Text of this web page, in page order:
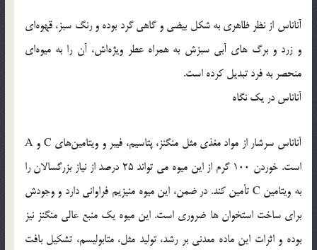
آناناس از نظر ظاهری به شکل بیضی و گاهی گرد بوده و رنگ سبز، قهوه‌ای
و زرد و برگ‌ های آبی سبزش به همراه عطر ویژه‌اش، آن را به میوه‌ای
منحصر به فرد تبدیل کرده است.
آناناس در یك نگاه
آناناس سرشار از مواد مغذی مثل منگنز، پتاسیم، فیبر و ویتامین‌های C و A
است. خوردن 100 گرم از این میوه می ‌تواند 25 درصد از نیاز بزرگسالان را
به ویتامین C تأمین كند. در ضمن، این میوه منیزیم فراوانی دارد و وجودش
برای ساخت استخوان ‌ها ضروری است. این میوه یک منبع عالی منگنز نیز
بوده و اثرات این ماده معدنی بر رشد، تولید مثل، متابولیسم، تشکیل بافت